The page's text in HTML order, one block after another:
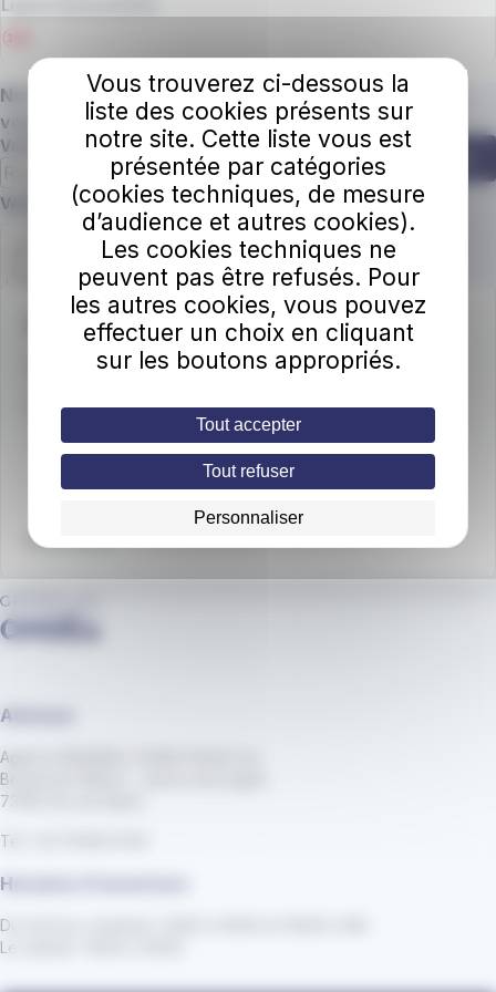
Lignes de proximité
Ne manquez plus une miette de nos actus ! Abonnez
vous à la newsletter.
Votre adresse e-mail
S'abonner
Champ requis
Veuillez confirmer que vous n'êtes pas un robot.
Une question ?
Téléphone : 04 79 88 01 56
Horaires d’ouverture
Du lundi au vendredi: 8h30 – 12h30 / 13h30 – 18h
: 8h30 – 12h30
Nous écrire
Adresse
Agence Mobilités Ondéa Grand Lac
Boulevard Wilson - parvis de la gare
73100 Aix-les-Bains
Tel : 04 79 88 01 56
Horaires d'ouverture
Du lundi au vendredi : 8h30 à 12h30 et 13h30 à 18h
Le samedi : 8h30 à 12h30
Vous trouverez ci-dessous la
liste des cookies présents sur
notre site. Cette liste vous est
présentée par catégories
(cookies techniques, de mesure
d’audience et autres cookies).
Les cookies techniques ne
peuvent pas être refusés. Pour
les autres cookies, vous pouvez
effectuer un choix en cliquant
sur les boutons appropriés.
Tout accepter
Tout refuser
Personnaliser